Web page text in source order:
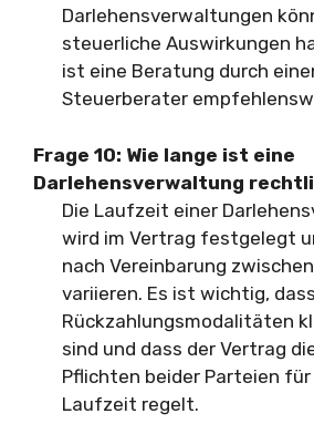
Darlehensverwaltungen
steuerliche Auswirkungen
ist eine Beratung durch
Steuerberater
Frage 10: Wie lange ist eine
Darlehensverwaltung
Die Laufzeit einer
wird im Vertrag festgelegt
nach Vereinbarung
variieren. Es ist wichtig,
Rückzahlungsmodalitäten
sind und dass der Vertrag
Pflichten beider Parteien
Laufzeit regelt.